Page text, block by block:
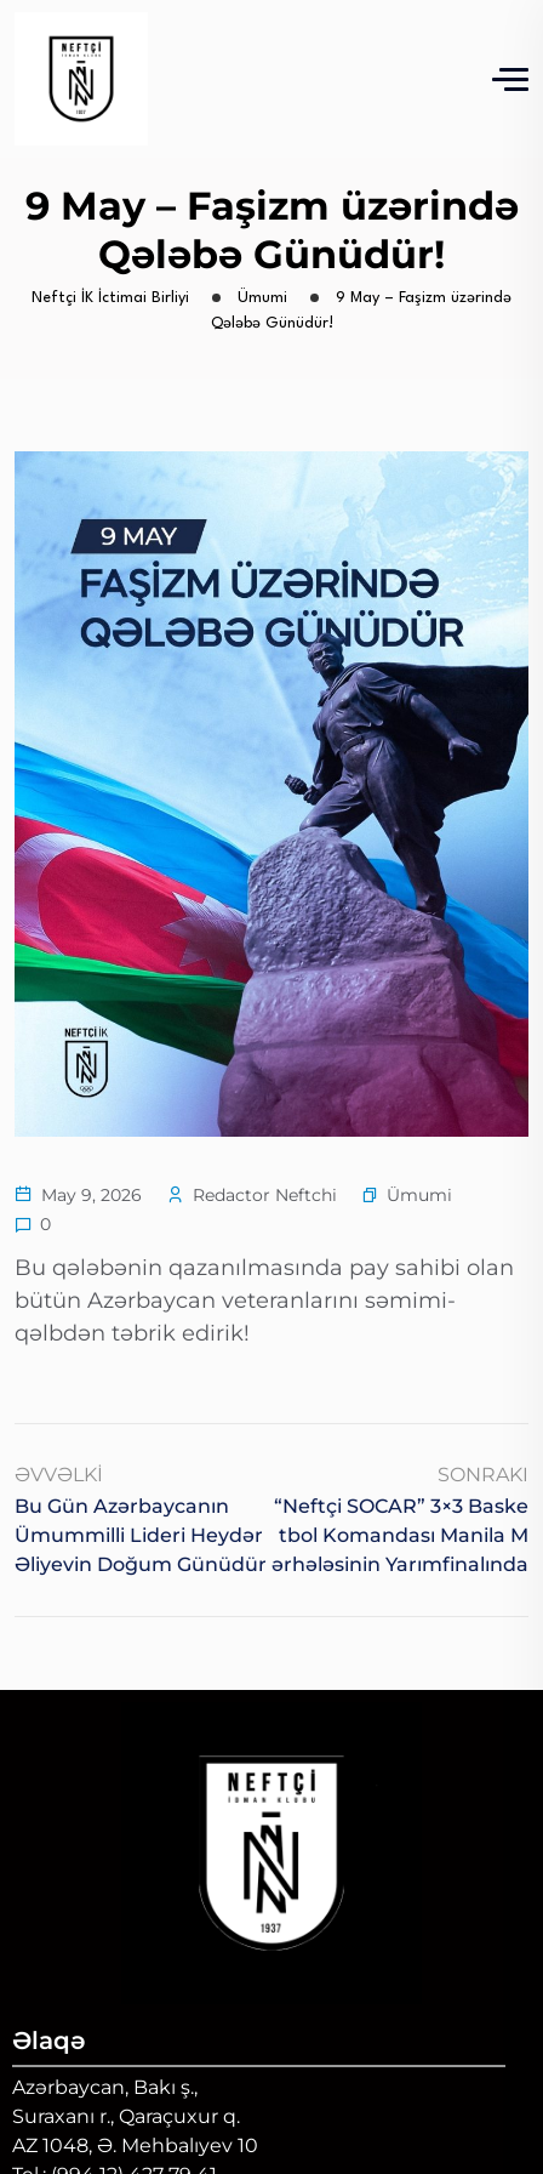
9 May – Faşizm üzərində
Qələbə Günüdür!
Neftçi İK İctimai Birliyi Ümumi
9 May – Faşizm üzərində
Qələbə Günüdür!
May 9, 2026 Redactor Neftchi
Ümumi
0
Bu qələbənin qazanılmasında pay sahibi olan
bütün Azərbaycan veteranlarını səmimi-
qəlbdən təbrik edirik!
ƏVVƏLKI
Bu Gün Azərbaycanın
Ümummilli Lideri Heydər
Əliyevin Doğum Günüdür
SONRAKI
“Neftçi SOCAR” 3×3 Baske
Tbol Komandası Manila M
Ərhələsinin Yarımfinalında
Əlaqə
Azərbaycan, Bakı ş.,
Suraxanı r., Qaraçuxur q.
AZ 1048, Ə. Mehbalıyev 10